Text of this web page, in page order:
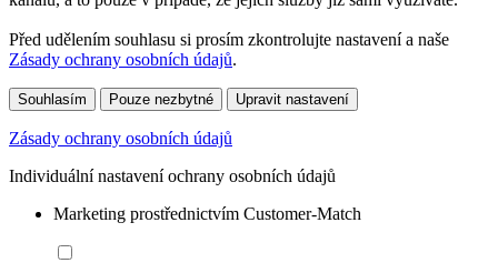
Před udělením souhlasu si prosím zkontrolujte nastavení a naše
Zásady ochrany osobních údajů.
Souhlasím Pouze nezbytné Upravit nastavení
Zásady ochrany osobních údajů
Individuální nastavení ochrany osobních údajů
Marketing prostřednictvím Customer-Match